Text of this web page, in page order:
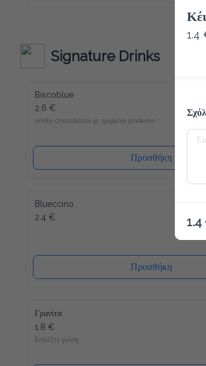
ξεκινήσεις την ημέρα σου. Παρόλο που περιέχει λίγες
θερμίδες και είναι άνευ ζάχαρης, μπορούμε να σας
την τυπική Latte Macchiato γεύση! Γλυκύτητα χώρις
SlimCoffee περιέχει επίσης καφεΐνη.
Signature Drinks
Biscoblue
2.6 €
white chocolatina με τριμμένο μπισκότο
Προσθήκη
Blueccino
2.4 €
Προσθήκη
Γρανίτα
1.8 €
Επιλέξτε γεύση
1.4